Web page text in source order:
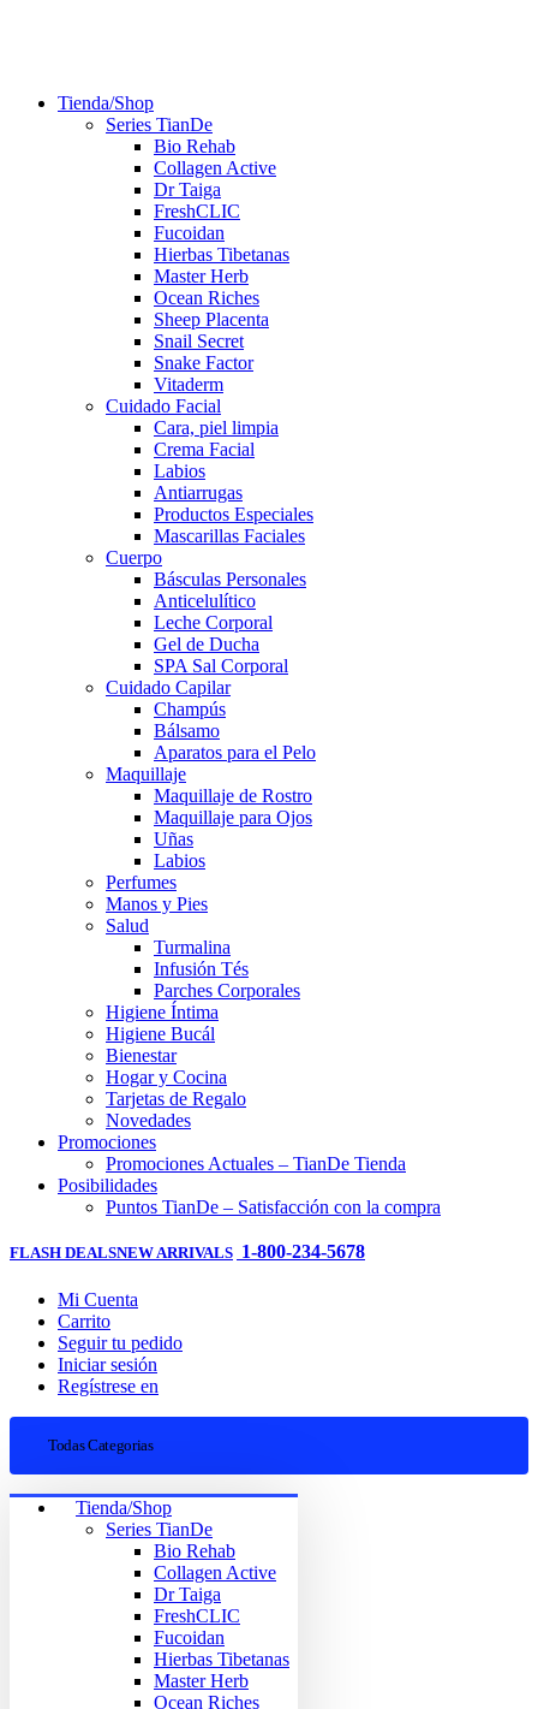
Tienda/Shop
Series TianDe
Bio Rehab
Collagen Active
Dr Taiga
FreshCLIC
Fucoidan
Hierbas Tibetanas
Master Herb
Ocean Riches
Sheep Placenta
Snail Secret
Snake Factor
Vitaderm
Cuidado Facial
Cara, piel limpia
Crema Facial
Labios
Antiarrugas
Productos Especiales
Mascarillas Faciales
Cuerpo
Básculas Personales
Anticelulítico
Leche Corporal
Gel de Ducha
SPA Sal Corporal
Cuidado Capilar
Champús
Bálsamo
Aparatos para el Pelo
Maquillaje
Maquillaje de Rostro
Maquillaje para Ojos
Uñas
Labios
Perfumes
Manos y Pies
Salud
Turmalina
Infusión Tés
Parches Corporales
Higiene Íntima
Higiene Bucál
Bienestar
Hogar y Cocina
Tarjetas de Regalo
Novedades
Promociones
Promociones Actuales – TianDe Tienda
Posibilidades
Puntos TianDe – Satisfacción con la compra
FLASH DEALSNEW ARRIVALS 1-800-234-5678
Mi Cuenta
Carrito
Seguir tu pedido
Iniciar sesión
Regístrese en
Todas Categorias
Tienda/Shop
Series TianDe
Bio Rehab
Collagen Active
Dr Taiga
FreshCLIC
Fucoidan
Hierbas Tibetanas
Master Herb
Ocean Riches